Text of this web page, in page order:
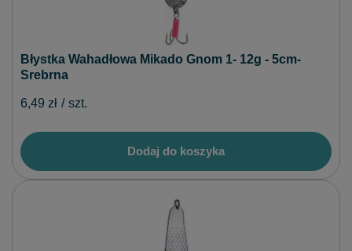
Błystka Wahadłowa Mikado Gnom 1- 12g - 5cm-
Srebrna
6,49 zł / szt.
Dodaj do koszyka